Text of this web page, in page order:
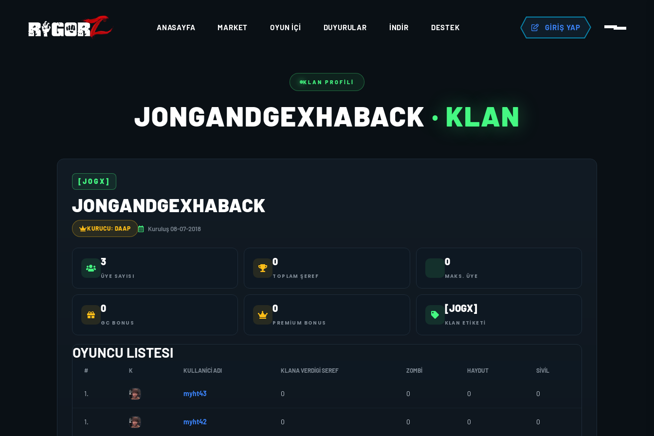
ANASAYFA MARKET OYUN İÇI DUYURULAR İNDIR DESTEK GIRIŞ YAP
KLAN PROFILI
JONGANDGEXHABACK · KLAN
[JOGX]
JONGANDGEXHABACK
KURUCU: DAAP Kuruluş 08-07-2018
3
ÜYE SAYISI
0
TOPLAM ŞEREF
0
MAKS. ÜYE
0
GC BONUS
0
PREMIUM BONUS
[JOGX]
KLAN ETIKETI
OYUNCU LISTESI
# K KULLANICI ADI KLANA VERDIGI SEREF ZOMBI HAYDUT SIVIL
1. myht43 0 0 0 0
1. myht42 0 0 0 0